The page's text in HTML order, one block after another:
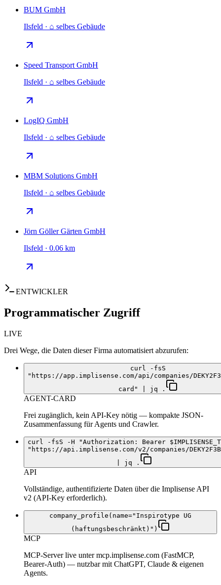
BUM GmbH
Ilsfeld · ⌂ selbes Gebäude
Speed Transport GmbH
Ilsfeld · ⌂ selbes Gebäude
LogIQ GmbH
Ilsfeld · ⌂ selbes Gebäude
MBM Solutions GmbH
Ilsfeld · ⌂ selbes Gebäude
Jörn Göller Gärten GmbH
Ilsfeld · 0.06 km
ENTWICKLER
Programmatischer Zugriff
LIVE
Drei Wege, die Daten dieser Firma automatisiert abzurufen:
curl -fsS
"https://app.implisense.com/api/companies/
card" | jq .
AGENT-CARD
Frei zugänglich, kein API-Key nötig — kompakte JSON-
Zusammenfassung für Agents und Crawler.
curl -fsS -H "Authorization: Bearer
"https://api.implisense.com/v2/companies/
| jq .
API
Vollständige, authentifizierte Daten über die Implisense API
v2 (API-Key erforderlich).
company_profile(name="Inspirotype UG
(haftungsbeschränkt)")
MCP
MCP-Server live unter mcp.implisense.com (FastMCP,
Bearer-Auth) — nutzbar mit ChatGPT, Claude & eigenen
Agents.